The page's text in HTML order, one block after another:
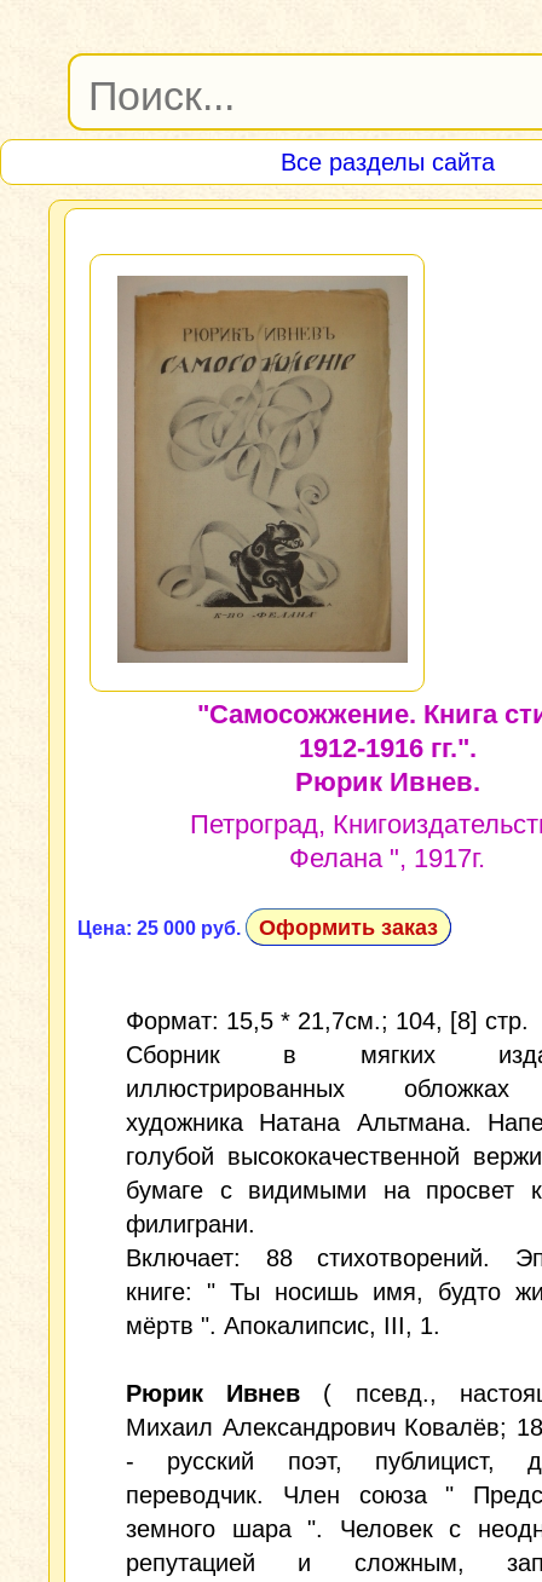
Все разделы сайта
"Самосожжение. Книга
1912-1916 гг.".
Рюрик Ивнев.
Петроград,
Фелана ", 1917г.
Цена: 25 000 руб. Оформить заказ
Формат: 15,5 * 21,7см.; 104, [8] стр.
Сборник в мягких
иллюстрированных
художника Натана Альтмана.
голубой высококачественной
бумаге с видимыми на просвет
филиграни.
Включает: 88 стихотворений.
книге: " Ты носишь имя, будто
мёртв ". Апокалипсис, III, 1.
Рюрик Ивнев ( псевд.,
Михаил Александрович Ковалёв;
- русский поэт, публицист,
переводчик. Член союза "
земного шара ". Человек с
репутацией и сложным,